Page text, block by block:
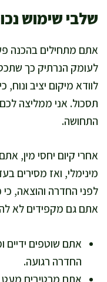
שלבי שימוש
אתם מתחילים בהכנה
לעומק הנרתיק כך
לוודא מיקום יציב ונוח,
תסכול. אני ממליצה
התחושה.
אחרי קיום יחסי מין,
מינימלי, ואז מסירים
לפני החדרה והוצאה, כי
אתם גם מקפידים לא
אתם שוטפים ידיים
החדרה רגועה.
אתם מרטיבים מעט